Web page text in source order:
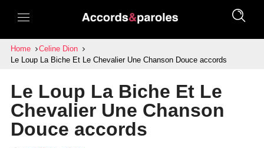
Home
Celine Dion
Le Loup La Biche Et Le Chevalier Une Chanson Douce accords
Le Loup La Biche Et Le
Chevalier Une Chanson
Douce accords